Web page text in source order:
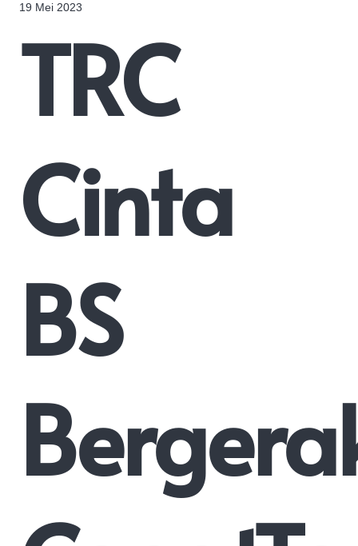
19 Mei 2023
TRC
Cinta
BS